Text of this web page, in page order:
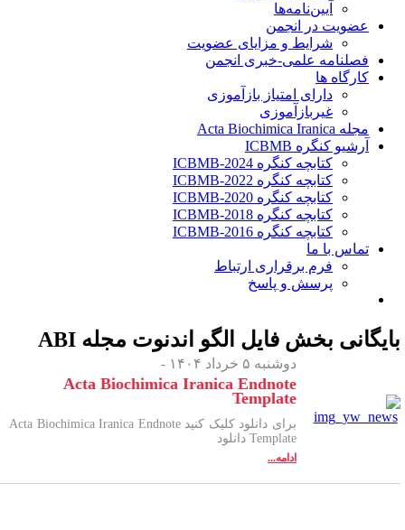
آیین‌نامه‌ها
عضویت در انجمن
شرایط و مزایای عضویت
فصلنامه علمی-خبری انجمن
کارگاه ها
دارای امتیاز بازآموزی
غیربازآموزی
مجله Acta Biochimica Iranica
آرشیو کنگره ICBMB
کتابچه کنگره ICBMB-2024
کتابچه کنگره ICBMB-2022
کتابچه کنگره ICBMB-2020
کتابچه کنگره ICBMB-2018
کتابچه کنگره ICBMB-2016
تماس با ما
فرم برقراری ارتباط
پرسش و پاسخ
بخشفایل الگو اندنوت مجله ABI
دوشنبه ۵ خرداد ۱۴۰۴ -
Acta Biochimica Iranica Endnote
Template
برای دانلود کلیک کنید Acta Biochimica Iranica Endnote
Template دانلود
ادامه...